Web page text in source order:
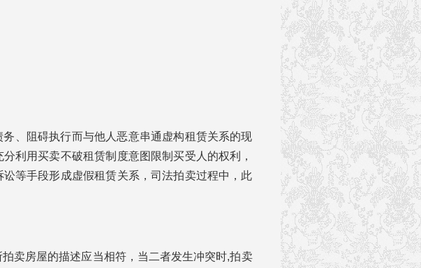
、阻碍执行而与他人恶意串通虚构租赁关系的现
利用买卖不破租赁制度意图限制买受人的权利，
等手段形成虚假租赁关系，司法拍卖过程中，此
卖房屋的描述应当相符，当二者发生冲突时,拍卖